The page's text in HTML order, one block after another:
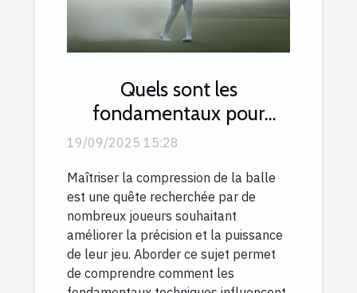
Quels sont les
fondamentaux pour
compresser la balle avec
19/09/2025 15:28
Maîtriser la compression de la balle
est une quête recherchée par de
nombreux joueurs souhaitant
améliorer la précision et la puissance
de leur jeu. Aborder ce sujet permet
de comprendre comment les